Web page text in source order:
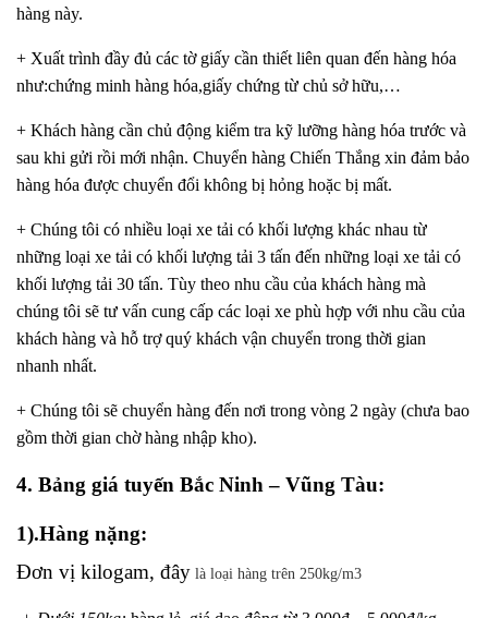
hàng này.
+ Xuất trình đầy đủ các tờ giấy cần thiết liên quan đến hàng hóa
như:chứng minh hàng hóa,giấy chứng từ chủ sở hữu,…
+ Khách hàng cần chủ động kiểm tra kỹ lưỡng hàng hóa trước và
sau khi gửi rồi mới nhận. Chuyển hàng Chiến Thắng xin đảm bảo
hàng hóa được chuyển đổi không bị hỏng hoặc bị mất.
+ Chúng tôi có nhiều loại xe tải có khối lượng khác nhau từ
những loại xe tải có khối lượng tải 3 tấn đến những loại xe tải có
khối lượng tải 30 tấn. Tùy theo nhu cầu của khách hàng mà
chúng tôi sẽ tư vấn cung cấp các loại xe phù hợp với nhu cầu của
khách hàng và hỗ trợ quý khách vận chuyển trong thời gian
nhanh nhất.
+ Chúng tôi sẽ chuyển hàng đến nơi trong vòng 2 ngày (chưa bao
gồm thời gian chờ hàng nhập kho).
4. Bảng giá tuyến Bắc Ninh – Vũng Tàu:
1).Hàng nặng:
Đơn vị kilogam, đây là loại hàng trên 250kg/m3